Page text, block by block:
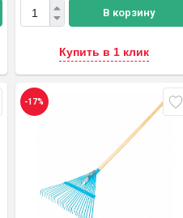
В корзину
Купить в 1 клик
-17%